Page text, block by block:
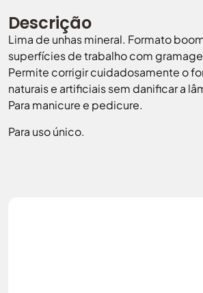
Descrição
Lima de unhas mineral. Formato
superfícies de trabalho com
Permite corrigir cuidadosamente o
naturais e artificiais sem danificar a
Para manicure e pedicure.
Para uso único.